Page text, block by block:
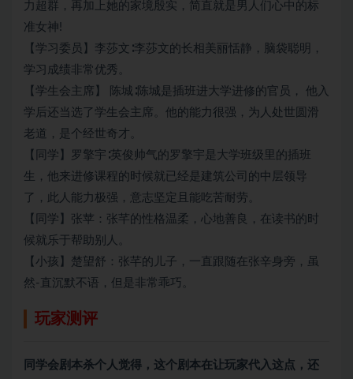
力超群，再加上她的家境殷实，简直就是男人们心中的标
准女神!
【学习委员】李莎文∶李莎文的长相美丽恬静，脑袋聪明，
学习成绩非常优秀。
【学生会主席】 陈城∶陈城是插班进大学进修的官员， 他入
学后还当选了学生会主席。他的能力很强，为人处世圆滑
老道，是个经世奇才。
【同学】罗擎宇∶英俊帅气的罗擎宇是大学班级里的插班
生，他来进修课程的时候就已经是建筑公司的中层领导
了，此人能力极强，意志坚定且能吃苦耐劳。
【同学】张苹：张芊的性格温柔，心地善良，在读书的时
候就乐于帮助别人。
【小孩】楚望舒：张芊的儿子，一直跟随在张辛身旁，虽
然-直沉默不语，但是非常乖巧。
玩家测评
同学会剧本杀个人觉得，这个剧本在让玩家代入这点，还